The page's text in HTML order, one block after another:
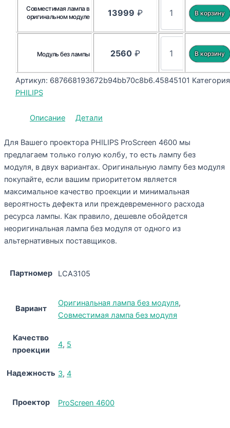
Совместимая лампа в
оригинальном модуле
13999 ₽
Модуль без лампы 2560₽
Артикул: 687668193672b94bb70c8b6.45845101
PHILIPS
Описание Детали
Для Вашего проектора PHILIPS ProScreen 4600 мы
предлагаем только голую колбу, то есть лампу без
модуля, в двух вариантах. Оригинальную лампу без модуля
покупайте, если вашим приоритетом является
максимальное качество проекции и минимальная
вероятность дефекта или преждевременного расхода
ресурса лампы. Как правило, дешевле обойдется
неоригинальная лампа без модуля от одного из
альтернативных поставщиков.
Партномер LCA3105
Вариант
Оригинальная лампа без модуля,
Совместимая лампа без модуля
Качество
проекции
4, 5
Надежность 3, 4
Проектор ProScreen 4600